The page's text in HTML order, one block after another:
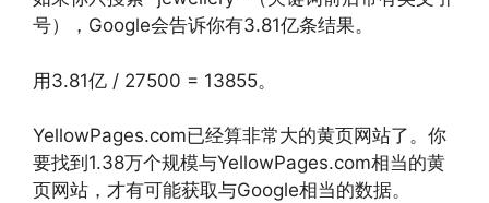
号），Google会告诉你有3.81亿条结果。
用3.81亿 / 27500 = 13855。
YellowPages.com已经算非常大的黄页网站了。你
要找到1.38万个规模与YellowPages.com相当的黄
页网站，才有可能获取与Google相当的数据。